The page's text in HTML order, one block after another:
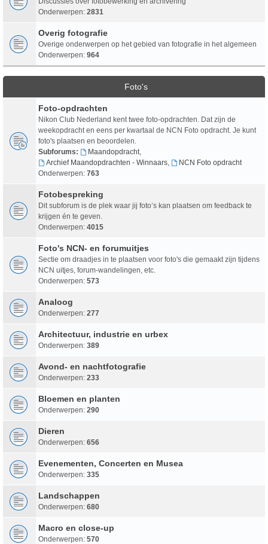
Onderwerpen: 2831
Overig fotografie
Overige onderwerpen op het gebied van fotografie in het algemeen
Onderwerpen: 964
Foto's
Foto-opdrachten
Nikon Club Nederland kent twee foto-opdrachten. Dat zijn de
weekopdracht en eens per kwartaal de NCN Foto opdracht. Je kunt
foto's plaatsen en beoordelen.
Subforums:
Maandopdracht,
Archief Maandopdrachten - Winnaars,
NCN Foto opdracht
Onderwerpen: 763
Fotobespreking
Dit subforum is de plek waar jij foto’s kan plaatsen om feedback te
krijgen én te geven.
Onderwerpen: 4015
Foto's NCN- en forumuitjes
Sectie om draadjes in te plaatsen voor foto's die gemaakt zijn tijdens
NCN uitjes, forum-wandelingen, etc.
Onderwerpen: 573
Analoog
Onderwerpen: 277
Architectuur, industrie en urbex
Onderwerpen: 389
Avond- en nachtfotografie
Onderwerpen: 233
Bloemen en planten
Onderwerpen: 290
Dieren
Onderwerpen: 656
Evenementen, Concerten en Musea
Onderwerpen: 335
Landschappen
Onderwerpen: 680
Macro en close-up
Onderwerpen: 570